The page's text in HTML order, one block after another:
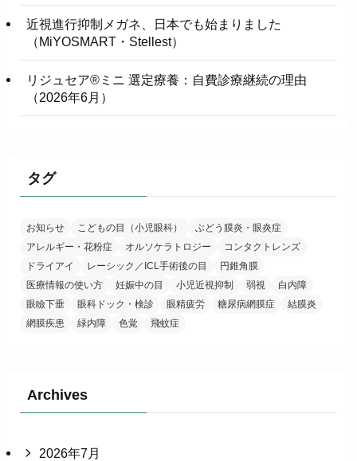
近視進行抑制メガネ、日本でも始まりました
（MiYOSMART・Stellest）
リジュセア®ミニ 選定療養：自費診療継続の理由
（2026年6月）
タグ
お知らせ こどもの目（小児眼科）
ぶどう膜炎・眼炎症
アレルギー・花粉症
オルソケラトロジー
コンタクトレンズ
ドライアイ
レーシック／ICL手術後の目
円錐角膜
医療情報の使い方
妊娠中の目 小児近視抑制 弱視
白内障
眼瞼下垂
眼科ドック・検診 眼精疲労 糖尿病網膜症
結膜炎
網膜疾患
緑内障 色覚 飛蚊症
Archives
2026年7月